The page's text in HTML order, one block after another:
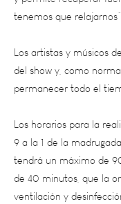
Los artistas y músicos
del show y, como
permanecer todo el
Los horarios para la
9 a la 1 de la
tendrá un máximo de
de 40 minutos, que
ventilación y